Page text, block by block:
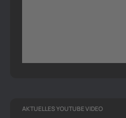
AKTUELLES YOUTUBE VIDEO